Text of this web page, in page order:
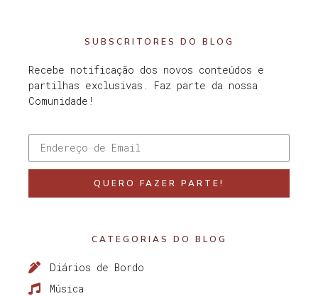
SUBSCRITORES DO BLOG
Recebe notificação dos novos conteúdos e
partilhas exclusivas. Faz parte da nossa
Comunidade!
QUERO FAZER PARTE!
CATEGORIAS DO BLOG
Diários de Bordo
Música